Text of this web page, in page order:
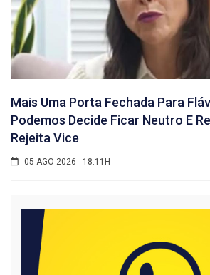
Mais Uma Porta Fechada Para
Podemos Decide Ficar Neutro E
Rejeita Vice
05 AGO 2026 - 18:11H